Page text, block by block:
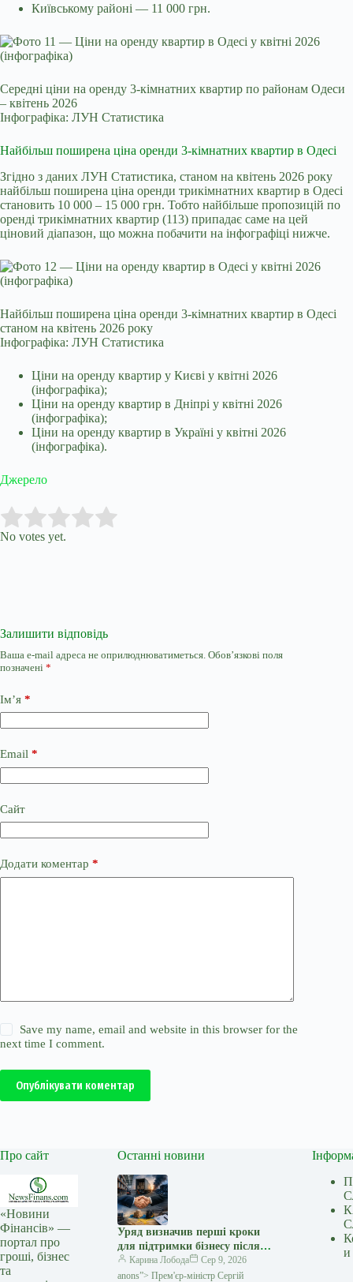
Київському районі — 11 000 грн.
Середні ціни на оренду 3-кімнатних квартир по районам Одеси
– квітень 2026
Інфографіка: ЛУН Статистика
Найбільш поширена ціна оренди 3-кімнатних квартир в Одесі
Згідно з даних ЛУН Статистика, станом на квітень 2026 року
найбільш поширена ціна оренди трикімнатних квартир в Одесі
становить 10 000 – 15 000 грн. Тобто найбільше пропозицій по
оренді трикімнатних квартир (113) припадає саме на цей
ціновий діапазон, що можна побачити на інфографіці нижче.
Найбільш поширена ціна оренди 3-кімнатних квартир в Одесі
станом на квітень 2026 року
Інфографіка: ЛУН Статистика
Ціни на оренду квартир у Києві у квітні 2026
(інфографіка);
Ціни на оренду квартир в Дніпрі у квітні 2026
(інфографіка);
Ціни на оренду квартир в Україні у квітні 2026
(інфографіка).
Джерело
Rate this item:
No votes yet.
Залишити відповідь
Ваша e-mail адреса не оприлюднюватиметься. Обов’язкові поля
позначені *
Ім’я *
Email *
Сайт
Додати коментар *
Save my name, email and website in this browser for the
next time I comment.
Опублікувати коментар
Про сайт
«Новини
Фінансів» —
портал про
гроші, бізнес
та
Останні новини
Уряд визначив перші кроки
для підтримки бізнесу після
російських атак — Мінфін
Карина Лобода
Сер 9, 2026
anons”> Прем'єр-міністр Сергій
и